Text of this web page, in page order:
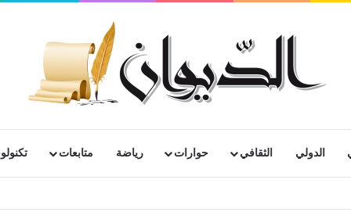
الدولي الثقافي حوارات رياضة متابعات